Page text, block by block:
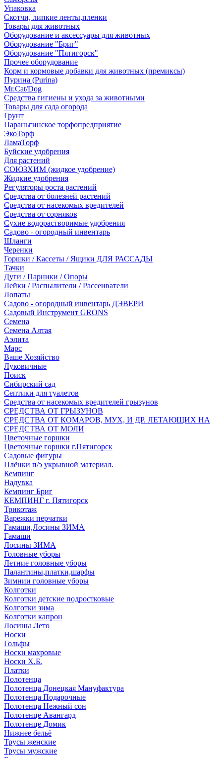
Упаковка
Скотчи, липкие ленты,пленки
Товары для животных
Оборудование и аксессуары для животных
Оборудование "Бриг"
Оборудование "Пятигорск"
Прочее оборудование
Корм и кормовые добавки для животных (премиксы)
Пурина (Purina)
Mr.Cat/Dog
Средства гигиены и ухода за животными
Товары для сада огорода
Грунт
Параньгинское торфопредприятие
ЭкоТорф
ЛамаТорф
Буйские удобрения
Для растений
СОЮЗХИМ (жидкое удобрение)
Жидкие удобрения
Регуляторы роста растений
Средства от болезней растений
Средства от насекомых вредителей
Средства от сорняков
Сухие водорастворимые удобрения
Садово - огородный инвентарь
Шланги
Черенки
Горшки / Кассеты / Ящики ДЛЯ РАССАДЫ
Тачки
Дуги / Парники / Опоры
Лейки / Распылители / Рассеиватели
Лопаты
Садово - огородный инвентарь ДЭВЕРИ
Садовый Инструмент GRONS
Семена
Семена Алтая
Аэлита
Марс
Ваше Хозяйство
Луковичные
Поиск
Сибирский сад
Септики для туалетов
Средства от насекомых вредителей грызунов
СPEДСТВА ОТ ГРЫЗУНОВ
СРЕДСТВА ОТ КОМАРОВ, МУХ, И ДР. ЛЕТАЮЩИХ НА
СРЕДСТВА ОТ МОЛИ
Цветочные горшки
Цветочные горшки г.Пятигорск
Садовые фигуры
Плёнки п/э укрывной материал.
Кемпинг
Надувка
Кемпинг Бриг
КЕМПИНГ г. Пятигорск
Трикотаж
Варежки перчатки
Гамаши,Лосины ЗИМА
Гамаши
Лосины ЗИМА
Головные уборы
Летние головные уборы
Палантины,платки,шарфы
Зимнии головные уборы
Колготки
Колготки детские подростковые
Колготки зима
Колготки капрон
Лосины Лето
Носки
Гольфы
Носки махровые
Носки Х.Б.
Платки
Полотенца
Полотенца Донецкая Мануфактура
Полотенца Подарочные
Полотенца Нежный сон
Полотенце Авангард
Полотенце Домик
Нижнее бельё
Трусы женские
Трусы мужские